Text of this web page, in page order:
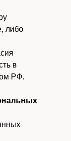
либо
в
РФ.